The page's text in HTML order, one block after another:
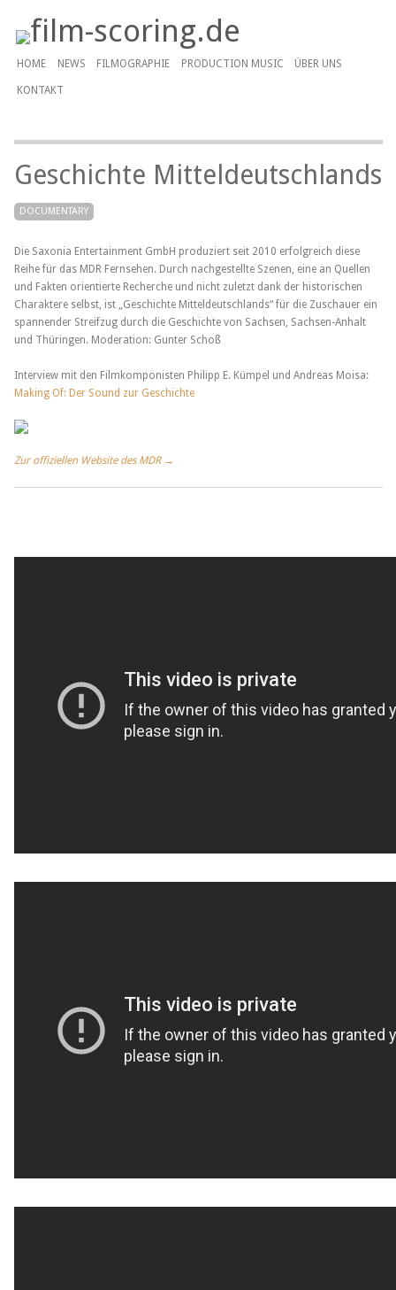
HOME NEWS FILMOGRAPHIE PRODUCTION MUSIC ÜBER UNS
KONTAKT
Geschichte Mitteldeutschlands
DOCUMENTARY
Die Saxonia Entertainment GmbH produziert seit 2010 erfolgreich diese
Reihe für das MDR Fernsehen. Durch nachgestellte Szenen, eine an Quellen
und Fakten orientierte Recherche und nicht zuletzt dank der historischen
Charaktere selbst, ist „Geschichte Mitteldeutschlands“ für die Zuschauer ein
spannender Streifzug durch die Geschichte von Sachsen, Sachsen-Anhalt
und Thüringen. Moderation: Gunter Schoß
Interview mit den Filmkomponisten Philipp E. Kümpel und Andreas Moisa:
Making Of: Der Sound zur Geschichte
Zur offiziellen Website des MDR →